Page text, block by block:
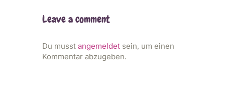
Leave a comment
Du musst angemeldet sein, um einen
Kommentar abzugeben.